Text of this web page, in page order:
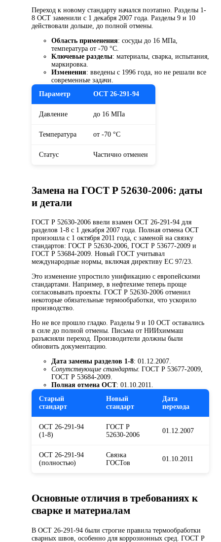
Переход к новому стандарту начался поэтапно. Разделы 1-
8 ОСТ заменили с 1 декабря 2007 года. Разделы 9 и 10
действовали дольше, до полной отмены.
Область применения: сосуды до 16 МПа,
температура от -70 °С.
Ключевые разделы: материалы, сварка, испытания,
маркировка.
Изменения: введены с 1996 года, но не решали все
современные задачи.
Параметр
ОСТ 26-291-94
Давление до 16 МПа
Температура от -70 °С
Статус Частично отменен
Замена на ГОСТ Р 52630-2006: даты
и детали
ГОСТ Р 52630-2006 ввели взамен ОСТ 26-291-94 для
разделов 1-8 с 1 декабря 2007 года. Полная отмена ОСТ
произошла с 1 октября 2011 года, с заменой на связку
стандартов: ГОСТ Р 52630-2006, ГОСТ Р 53677-2009 и
ГОСТ Р 53684-2009. Новый ГОСТ учитывал
международные нормы, включая директиву ЕС 97/23.
Это изменение упростило унификацию с европейскими
стандартами. Например, в нефтехиме теперь проще
согласовывать проекты. ГОСТ Р 52630-2006 отменил
некоторые обязательные термообработки, что ускорило
производство.
Но не все прошло гладко. Разделы 9 и 10 ОСТ оставались
в силе до полной отмены. Письма от НИИхиммаш
разъясняли переход. Производители должны были
обновить документацию.
Дата замены разделов 1-8: 01.12.2007.
Сопутствующие стандарты: ГОСТ Р 53677-2009,
ГОСТ Р 53684-2009.
Полная отмена ОСТ: 01.10.2011.
Старый
стандарт
Новый
стандарт
Дата
перехода
ОСТ 26-291-94
(1-8)
ГОСТ Р
52630-2006
01.12.2007
ОСТ 26-291-94
(полностью)
Связка
ГОСТов
01.10.2011
Основные отличия в требованиях к
сварке и материалам
В ОСТ 26-291-94 были строгие правила термообработки
сварных швов, особенно для коррозионных сред. ГОСТ Р